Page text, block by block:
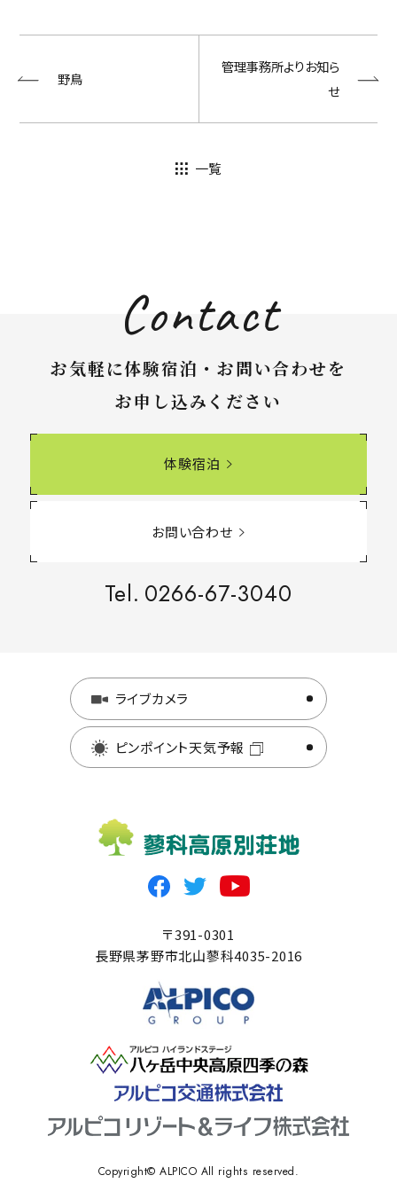
野鳥
管理事務所よりお知ら
せ
一覧
Contact
お気軽に体験宿泊・お問い合わせを
お申し込みください
体験宿泊
お問い合わせ
Tel. 0266-67-3040
ライブカメラ
ピンポイント天気予報
〒391-0301
長野県茅野市北山蓼科4035-2016
Copyright© ALPICO All rights reserved.